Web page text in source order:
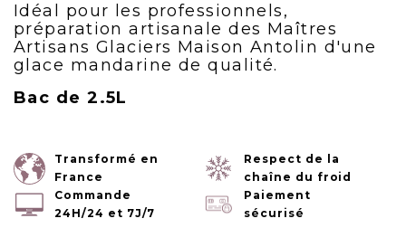
Idéal pour les professionnels,
préparation artisanale des Maîtres
Artisans Glaciers Maison Antolin d'une
glace mandarine de qualité.
Bac de 2.5L
Transformé en
France
Respect de la
chaîne du froid
Commande
24H/24 et 7J/7
Paiement
sécurisé